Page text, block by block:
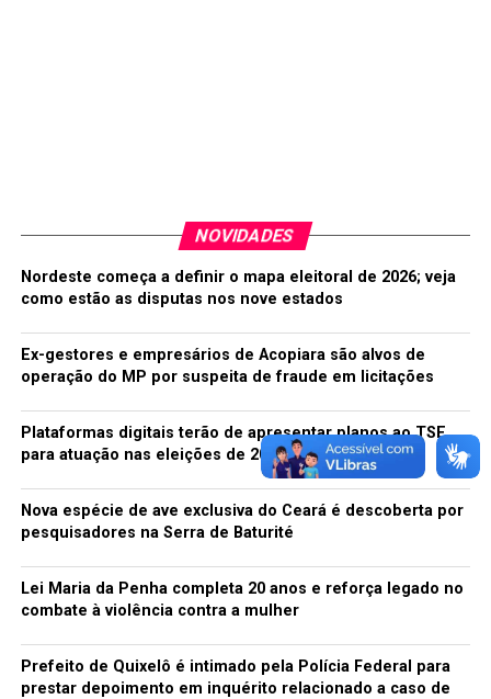
NOVIDADES
Nordeste começa a definir o mapa eleitoral de 2026; veja
como estão as disputas nos nove estados
Ex-gestores e empresários de Acopiara são alvos de
operação do MP por suspeita de fraude em licitações
Plataformas digitais terão de apresentar planos ao TSE
para atuação nas eleições de 2026
Nova espécie de ave exclusiva do Ceará é descoberta por
pesquisadores na Serra de Baturité
Lei Maria da Penha completa 20 anos e reforça legado no
combate à violência contra a mulher
Prefeito de Quixelô é intimado pela Polícia Federal para
prestar depoimento em inquérito relacionado a caso de